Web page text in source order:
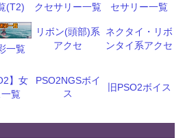
(T2)
クセサリー一覧
セサリー一覧
一覧
リボン(頭部)系
アクセ
ネクタイ・リボ
ンタイ系アクセ
】女
覧
PSO2NGSボイ
ス
旧PSO2ボイス